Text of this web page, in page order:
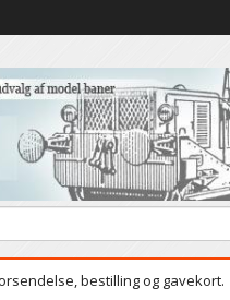
bestilling og gavekort.